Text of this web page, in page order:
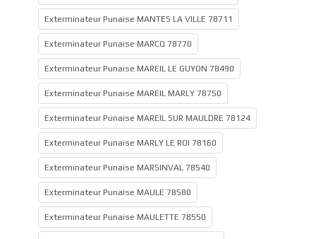
Exterminateur Punaise MANTES LA VILLE 78711
Exterminateur Punaise MARCQ 78770
Exterminateur Punaise MAREIL LE GUYON 78490
Exterminateur Punaise MAREIL MARLY 78750
Exterminateur Punaise MAREIL SUR MAULDRE 78124
Exterminateur Punaise MARLY LE ROI 78160
Exterminateur Punaise MARSINVAL 78540
Exterminateur Punaise MAULE 78580
Exterminateur Punaise MAULETTE 78550